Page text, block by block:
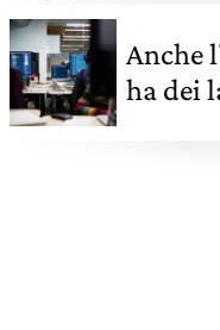
Anche
ha dei